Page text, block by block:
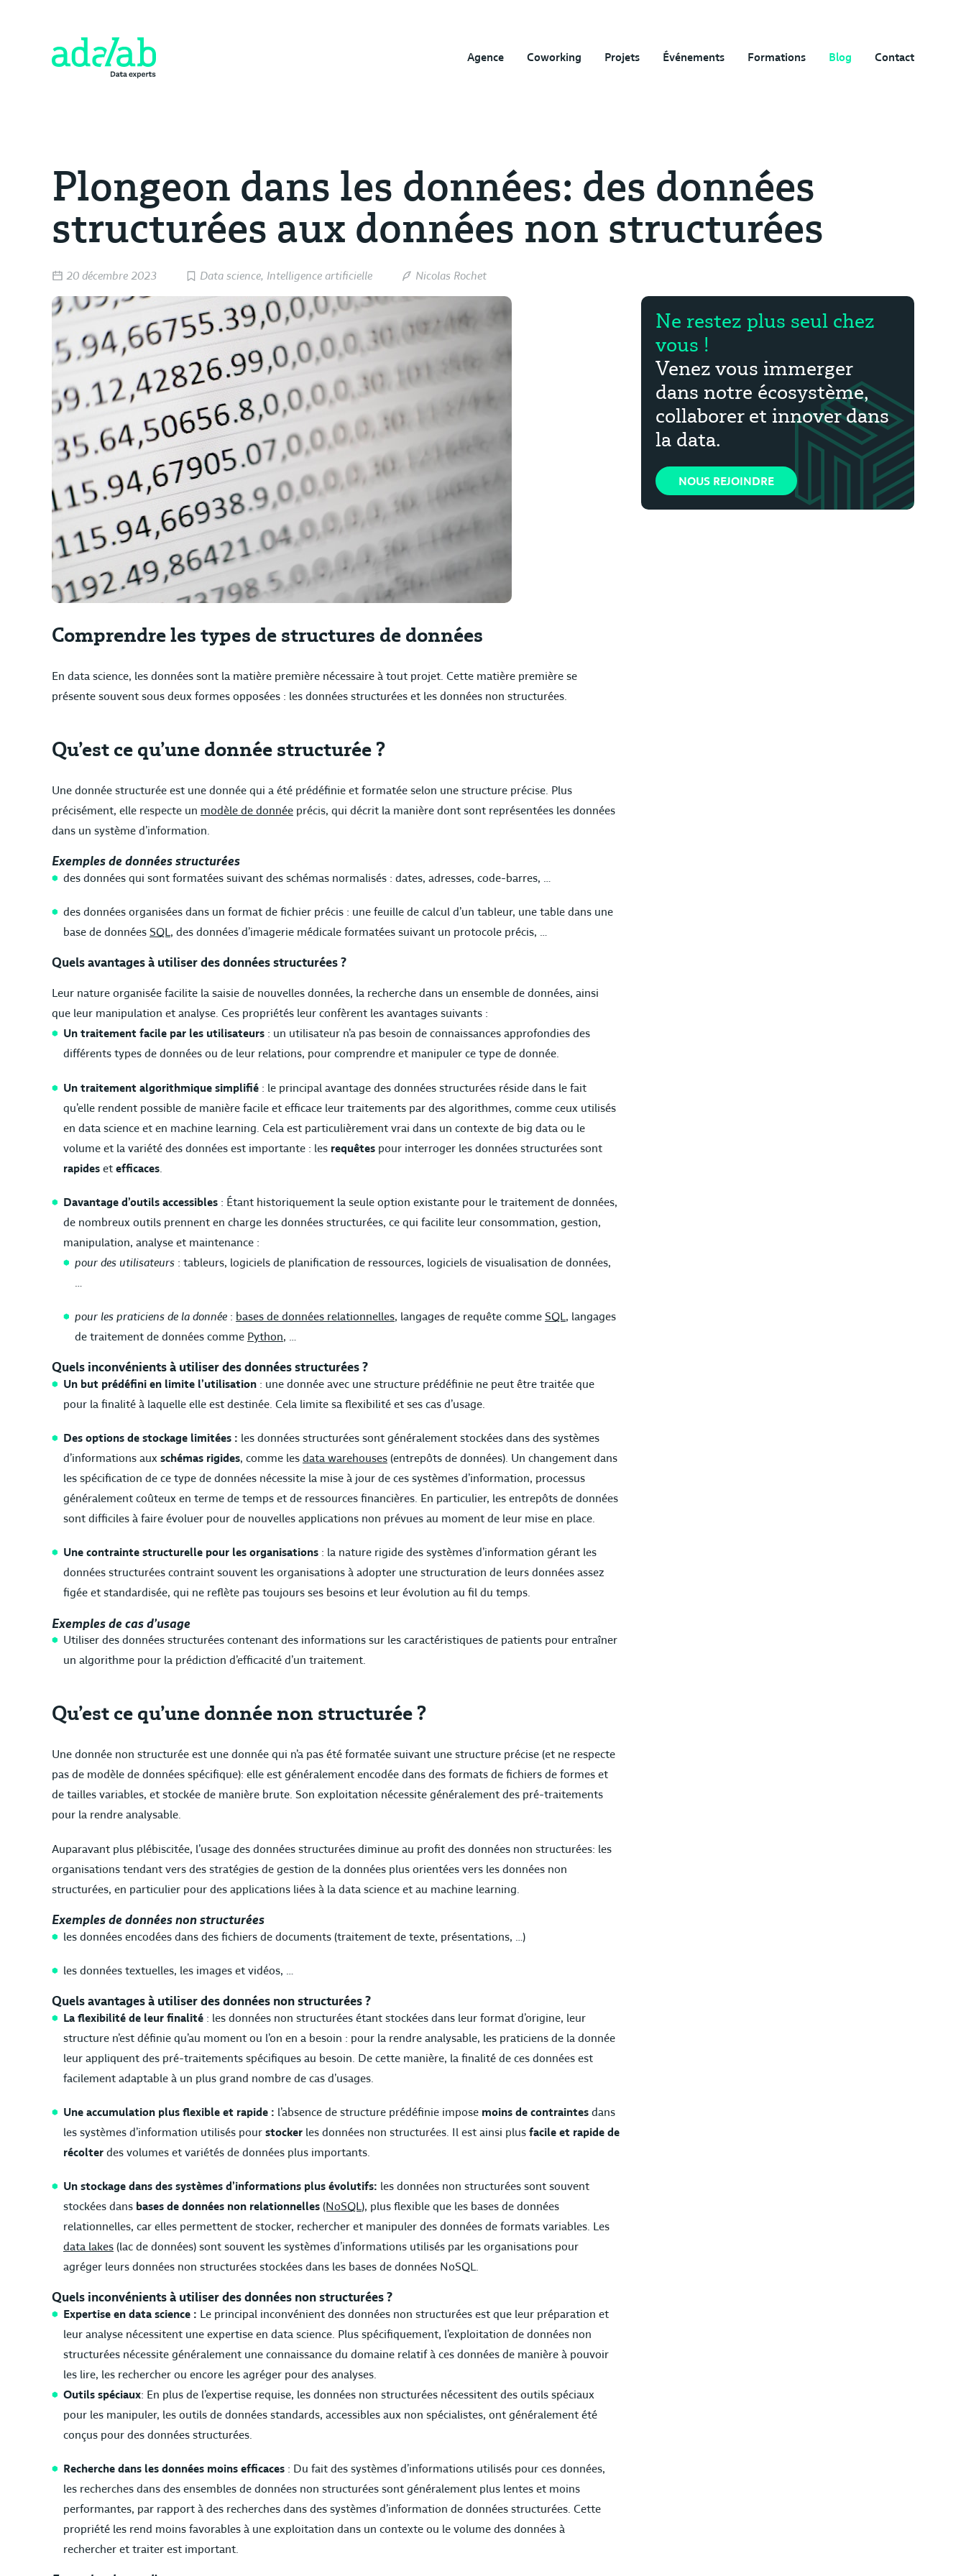
Agence Coworking Projets Événements Formations Blog Contact
Plongeon dans les données: des données
structurées aux données non structurées
20 décembre 2023 Data science, Intelligence artificielle Nicolas Rochet
Comprendre les types de structures de données
En data science, les données sont la matière première nécessaire à tout projet. Cette matière première se
présente souvent sous deux formes opposées : les données structurées et les données non structurées.
Qu’est ce qu’une donnée structurée ?
Une donnée structurée est une donnée qui a été prédéfinie et formatée selon une structure précise. Plus
précisément, elle respecte un modèle de donnée précis, qui décrit la manière dont sont représentées les données
dans un système d’information.
Exemples de données structurées
des données qui sont formatées suivant des schémas normalisés : dates, adresses, code-barres, …
des données organisées dans un format de fichier précis : une feuille de calcul d’un tableur, une table dans une
base de donnéesSQL, des données d’imagerie médicale formatées suivant un protocole précis, …
Quels avantages à utiliser des données structurées ?
Leur nature organisée facilite la saisie de nouvelles données, la recherche dans un ensemble de données, ainsi
que leur manipulation et analyse. Ces propriétés leur confèrent les avantages suivants :
Un traitement facile par les utilisateurs : un utilisateur n’a pas besoin de connaissances approfondies des
différents types de données ou de leur relations, pour comprendre et manipuler ce type de donnée.
Un traitement algorithmique simplifié : le principal avantage des données structurées réside dans le fait
qu’elle rendent possible de manière facile et efficace leur traitements par des algorithmes, comme ceux utilisés
en data science et en machine learning. Cela est particulièrement vrai dans un contexte de big data ou le
volume et la variété des données est importante : les requêtes pour interroger les données structurées sont
rapidesetefficaces.
Davantage d’outils accessibles : Étant historiquement la seule option existante pour le traitement de données,
de nombreux outils prennent en charge les données structurées, ce qui facilite leur consommation, gestion,
manipulation, analyse et maintenance :
pour des utilisateurs : tableurs, logiciels de planification de ressources, logiciels de visualisation de données,
…
pour les praticiens de la donnée : bases de données relationnelles, langages de requête commeSQL, langages
de traitement de données comme Python, …
Quels inconvénients à utiliser des données structurées ?
Un but prédéfini en limite l’utilisation : une donnée avec une structure prédéfinie ne peut être traitée que
pour la finalité à laquelle elle est destinée. Cela limite sa flexibilité et ses cas d’usage.
Des options de stockage limitées : les données structurées sont généralement stockées dans des systèmes
d’informations auxschémas rigides, comme lesdata warehouses(entrepôts de données). Un changement dans
les spécification de ce type de données nécessite la mise à jour de ces systèmes d’information, processus
généralement coûteux en terme de temps et de ressources financières. En particulier, les entrepôts de données
sont difficiles à faire évoluer pour de nouvelles applications non prévues au moment de leur mise en place.
Une contrainte structurelle pour les organisations : la nature rigide des systèmes d’information gérant les
données structurées contraint souvent les organisations à adopter une structuration de leurs données assez
figée et standardisée, qui ne reflète pas toujours ses besoins et leur évolution au fil du temps.
Exemples de cas d’usage
Utiliser des données structurées contenant des informations sur les caractéristiques de patients pour entraîner
un algorithme pour la prédiction d’efficacité d’un traitement.
Qu’est ce qu’une donnée non structurée ?
Une donnée non structurée est une donnée qui n’a pas été formatée suivant une structure précise (et ne respecte
pas de modèle de données spécifique): elle est généralement encodée dans des formats de fichiers de formes et
de tailles variables, et stockée de manière brute. Son exploitation nécessite généralement des pré-traitements
pour la rendre analysable.
Auparavant plus plébiscitée, l’usage des données structurées diminue au profit des données non structurées: les
organisations tendant vers des stratégies de gestion de la données plus orientées vers les données non
structurées, en particulier pour des applications liées à la data science et au machine learning.
Exemples de données non structurées
les données encodées dans des fichiers de documents (traitement de texte, présentations, …)
les données textuelles, les images et vidéos, …
Quels avantages à utiliser des données non structurées ?
La flexibilité de leur finalité : les données non structurées étant stockées dans leur format d’origine, leur
structure n’est définie qu’au moment ou l’on en a besoin : pour la rendre analysable, les praticiens de la donnée
leur appliquent des pré-traitements spécifiques au besoin. De cette manière, la finalité de ces données est
facilement adaptable à un plus grand nombre de cas d’usages.
Une accumulation plus flexible et rapide : l’absence de structure prédéfinie impose moins de contraintesdans
les systèmes d’information utilisés pourstocker les données non structurées. Il est ainsi plusfacile et rapide de
récolterdes volumes et variétés de données plus importants.
Un stockage dans des systèmes d’informations plus évolutifs: les données non structurées sont souvent
stockées dans bases de données non relationnelles(NoSQL), plus flexible que les bases de données
relationnelles, car elles permettent de stocker, rechercher et manipuler des données de formats variables. Les
data lakes(lac de données) sont souvent les systèmes d’informations utilisés par les organisations pour
agréger leurs données non structurées stockées dans les bases de données NoSQL.
Quels inconvénients à utiliser des données non structurées ?
Expertise en data science : Le principal inconvénient des données non structurées est que leur préparation et
leur analyse nécessitent une expertise en data science. Plus spécifiquement, l’exploitation de données non
structurées nécessite généralement une connaissance du domaine relatif à ces données de manière à pouvoir
les lire, les rechercher ou encore les agréger pour des analyses.
Outils spéciaux: En plus de l’expertise requise, les données non structurées nécessitent des outils spéciaux
pour les manipuler, les outils de données standards, accessibles aux non spécialistes, ont généralement été
conçus pour des données structurées.
Recherche dans les données moins efficaces : Du fait des systèmes d’informations utilisés pour ces données,
les recherches dans des ensembles de données non structurées sont généralement plus lentes et moins
performantes, par rapport à des recherches dans des systèmes d’information de données structurées. Cette
propriété les rend moins favorables à une exploitation dans un contexte ou le volume des données à
rechercher et traiter est important.
Ne restez plus seul chez
vous !
Venez vous immerger
dans notre écosystème,
collaborer et innover dans
la data.
NOUS REJOINDRE